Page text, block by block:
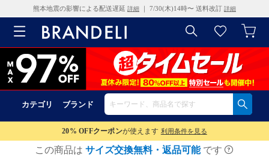
熊本地震の影響による配送遅延 詳細 ｜ 7/30(木)14時〜 送料改訂 詳細
カテゴリ ブランド
20% OFFクーポンが使えます 利用条件を見る
この商品は サイズ交換無料・返品可能 です